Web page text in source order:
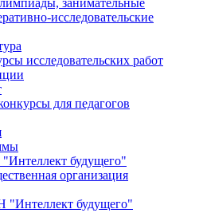
занимательные
исследовательские
исследовательских работ
для педагогов
будущего"
организация
будущего"